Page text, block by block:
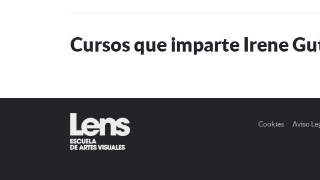
Cursos que imparte Irene
Cookies Aviso